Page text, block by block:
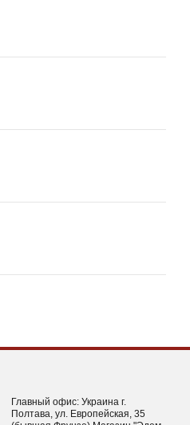
Главный офис: Украина г.
Полтава, ул. Европейская, 35